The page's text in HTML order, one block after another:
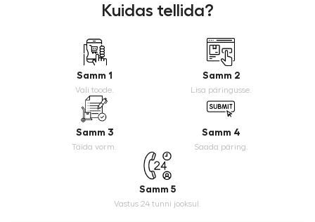
Kuidas tellida?
Samm 1
Vali toode.
Samm 2
Lisa päringusse.
Samm 3
Täida vorm.
Samm 4
Saada päring.
Samm 5
Vastus 24 tunni jooksul.